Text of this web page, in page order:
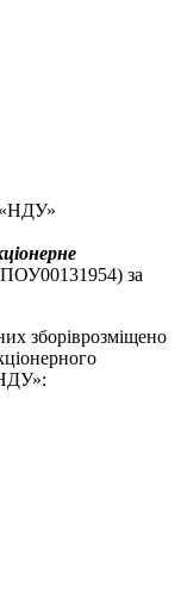
«НДУ»
за
зборіврозміщено